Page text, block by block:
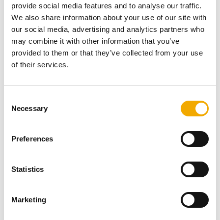
provide social media features and to analyse our traffic.
We also share information about your use of our site with
our social media, advertising and analytics partners who
may combine it with other information that you’ve
provided to them or that they’ve collected from your use
of their services.
Necessary
Preferences
Statistics
Marketing
Wänden
Der Begriff „zu Hause bleiben“ unterliegt einem